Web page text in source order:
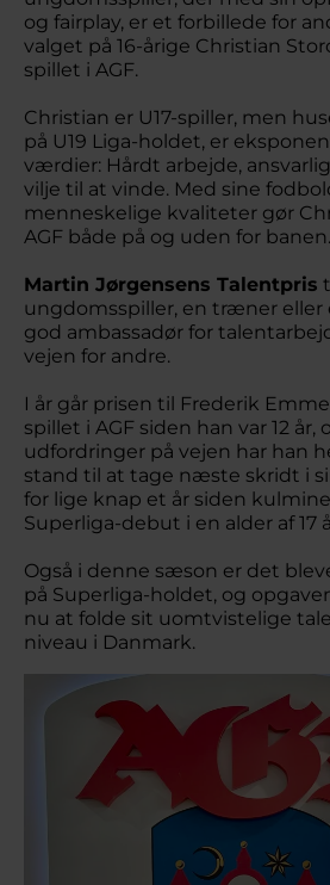
og fairplay, er et forbillede for
valget på 16-årige Christian
spillet i AGF.
Christian er U17-spiller, men
på U19 Liga-holdet, er
værdier: Hårdt arbejde,
vilje til at vinde. Med sine
menneskelige kvaliteter gør
AGF både på og uden for
Martin Jørgensens Talentpris
ungdomsspiller, en træner eller
god ambassadør for
vejen for andre.
I år går prisen til Frederik
spillet i AGF siden han var 12
udfordringer på vejen har han
stand til at tage næste skridt i
for lige knap et år siden
Superliga-debut i en alder af 17
Også i denne sæson er det
på Superliga-holdet, og
nu at folde sit uomtvistelige
niveau i Danmark.